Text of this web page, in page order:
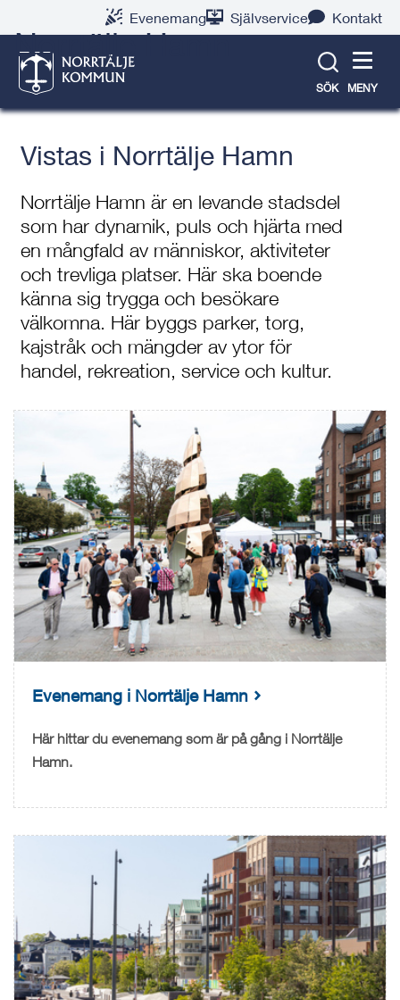
Evenemang Självservice Kontakt
SÖK MENY
Norrtälje Hamn
Vistas i Norrtälje Hamn
Norrtälje Hamn är en levande stadsdel
som har dynamik, puls och hjärta med
en mångfald av människor, aktiviteter
och trevliga platser. Här ska boende
känna sig trygga och besökare
välkomna. Här byggs parker, torg,
kajstråk och mängder av ytor för
handel, rekreation, service och kultur.
Evenemang i Norrtälje Hamn
Här hittar du evenemang som är på gång i Norrtälje
Hamn.